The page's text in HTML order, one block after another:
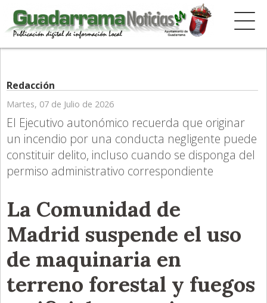
Redacción
Martes, 07 de Julio de 2026
El Ejecutivo autonómico recuerda que originar
un incendio por una conducta negligente puede
constituir delito, incluso cuando se disponga del
permiso administrativo correspondiente
La Comunidad de
Madrid suspende el uso
de maquinaria en
terreno forestal y fuegos